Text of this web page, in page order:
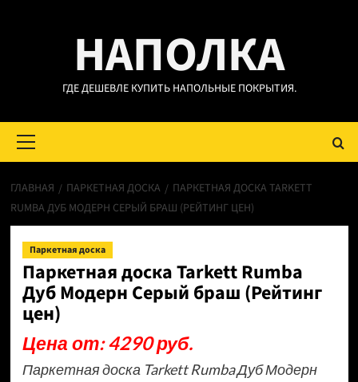
НАПОЛКА
ГДЕ ДЕШЕВЛЕ КУПИТЬ НАПОЛЬНЫЕ ПОКРЫТИЯ.
меню
ГЛАВНАЯ ПАРКЕТНАЯ ДОСКА
ПАРКЕТНАЯ ДОСКА TARKETT
RUMBA ДУБ МОДЕРН СЕРЫЙ БРАШ (РЕЙТИНГ ЦЕН)
Паркетная доска
Паркетная доска Tarkett Rumba
Дуб Модерн Серый браш (Рейтинг
цен)
Цена от: 4290 руб.
Паркетная доска Tarkett Rumba Дуб Модерн